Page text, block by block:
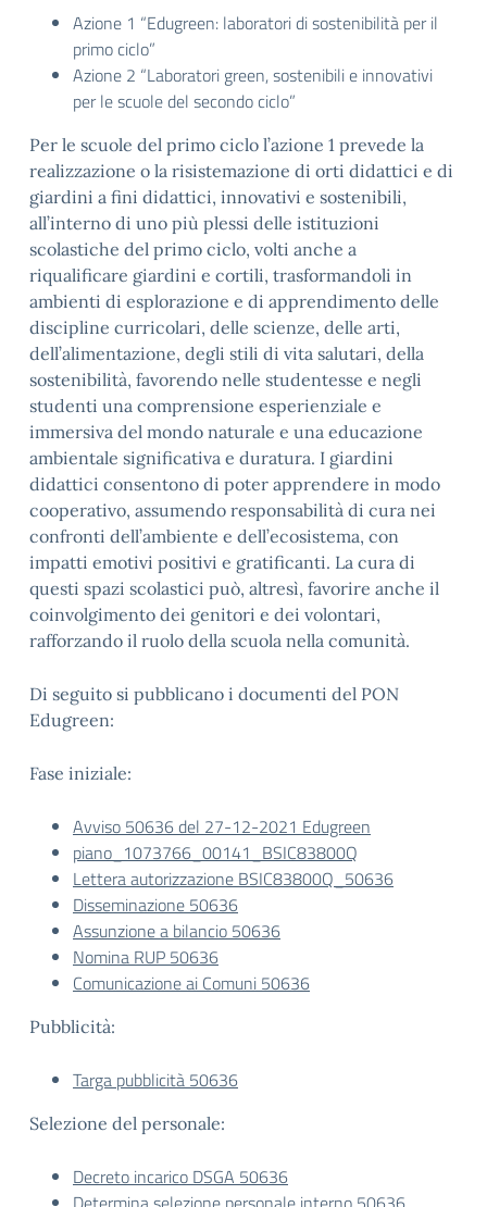
Azione 1 “Edugreen: laboratori di sostenibilità per il
primo ciclo”
Azione 2 “Laboratori green, sostenibili e innovativi
per le scuole del secondo ciclo”
Per le scuole del primo ciclo l’azione 1 prevede la
realizzazione o la risistemazione di orti didattici e di
giardini a fini didattici, innovativi e sostenibili,
all’interno di uno più plessi delle istituzioni
scolastiche del primo ciclo, volti anche a
riqualificare giardini e cortili, trasformandoli in
ambienti di esplorazione e di apprendimento delle
discipline curricolari, delle scienze, delle arti,
dell’alimentazione, degli stili di vita salutari, della
sostenibilità, favorendo nelle studentesse e negli
studenti una comprensione esperienziale e
immersiva del mondo naturale e una educazione
ambientale significativa e duratura. I giardini
didattici consentono di poter apprendere in modo
cooperativo, assumendo responsabilità di cura nei
confronti dell’ambiente e dell’ecosistema, con
impatti emotivi positivi e gratificanti. La cura di
questi spazi scolastici può, altresì, favorire anche il
coinvolgimento dei genitori e dei volontari,
rafforzando il ruolo della scuola nella comunità.
Di seguito si pubblicano i documenti del PON
Edugreen:
Fase iniziale:
Avviso 50636 del 27-12-2021 Edugreen
piano_1073766_00141_BSIC83800Q
Lettera autorizzazione BSIC83800Q_50636
Disseminazione 50636
Assunzione a bilancio 50636
Nomina RUP 50636
Comunicazione ai Comuni 50636
Pubblicità:
Targa pubblicità 50636
Selezione del personale:
Decreto incarico DSGA 50636